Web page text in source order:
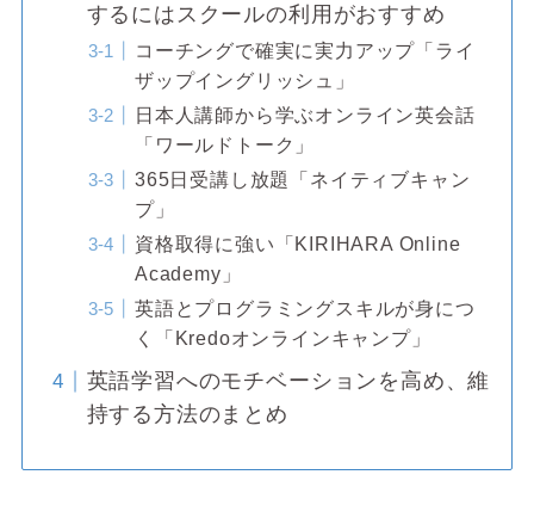
するにはスクールの利用がおすすめ
コーチングで確実に実力アップ「ライ
ザップイングリッシュ」
日本人講師から学ぶオンライン英会話
「ワールドトーク」
365日受講し放題「ネイティブキャン
プ」
資格取得に強い「KIRIHARA Online
Academy」
英語とプログラミングスキルが身につ
く「Kredoオンラインキャンプ」
英語学習へのモチベーションを高め、維
持する方法のまとめ